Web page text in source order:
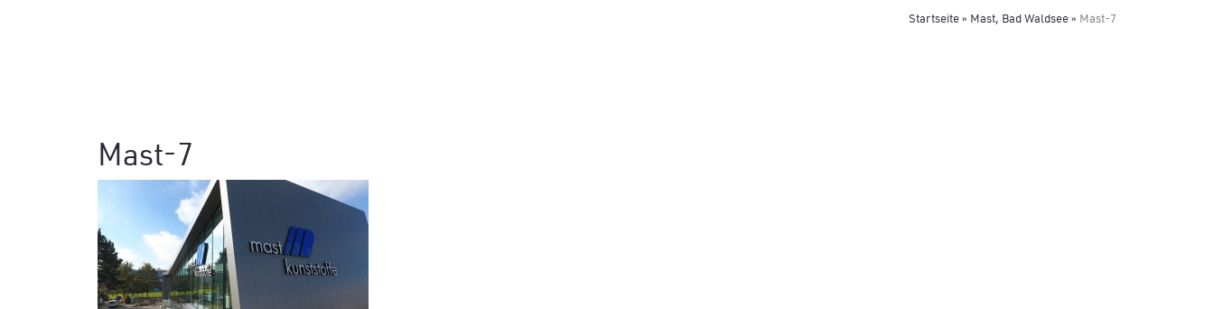
Startseite» Mast, Bad Waldsee» Mast-7
Mast-7